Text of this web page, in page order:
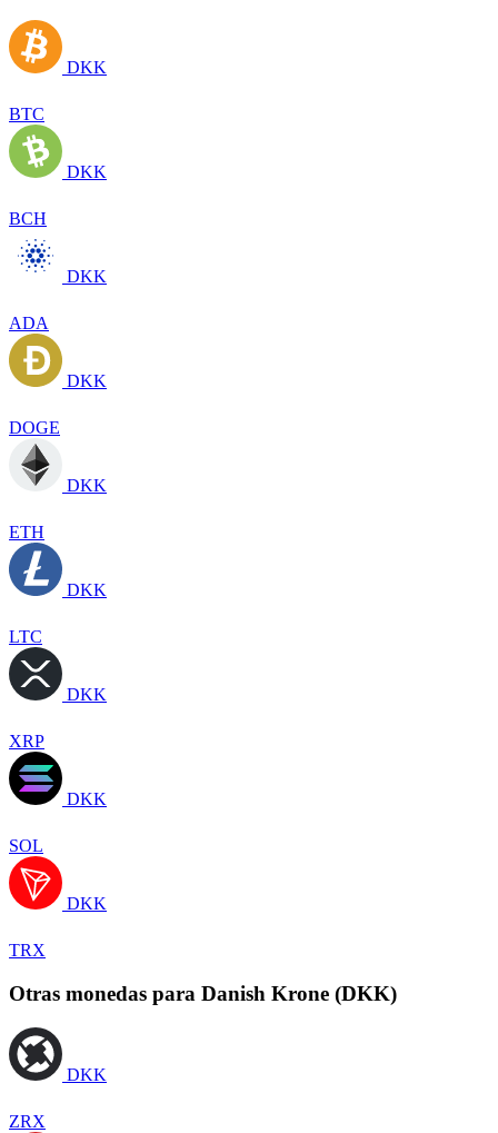
DKK
BTC
DKK
BCH
DKK
ADA
DKK
DOGE
DKK
ETH
DKK
LTC
DKK
XRP
DKK
SOL
DKK
TRX
Otras monedas para Danish Krone (DKK)
DKK
ZRX